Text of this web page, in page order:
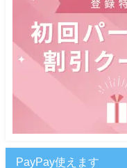
PayPay使えます